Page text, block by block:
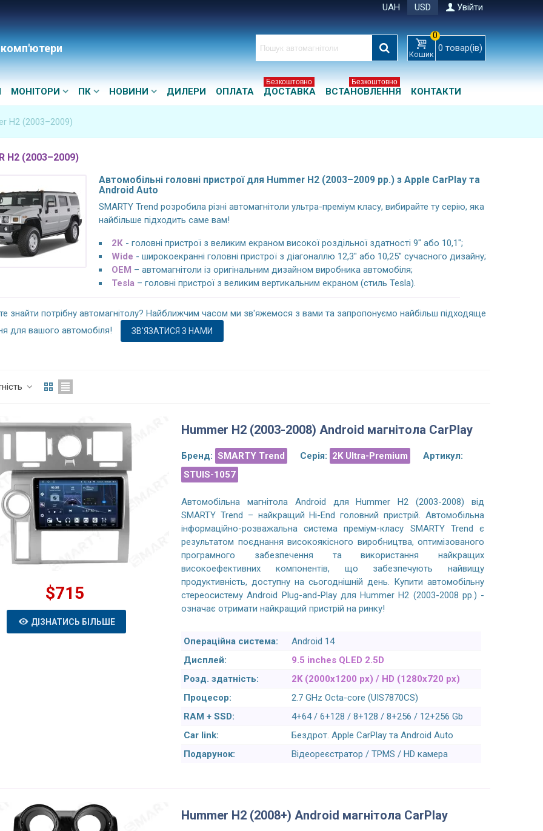
UAH USD Увійти
комп'ютери Кошик
0
0 товар(ів)
МОНІТОРИ ПК НОВИНИ ДИЛЕРИ ОПЛАТА ДОСТАВКА
Безкоштовно
ВСТАНОВЛЕННЯ
Безкоштовно
КОНТАКТИ
H2 (2003–2009)
H2 (2003–2009)
Автомобільні головні пристрої для Hummer H2 (2003–2009 рр.) з Apple CarPlay та
Android Auto
SMARTY Trend розробила різні автомагнітоли ультра-преміум класу, вибирайте ту серію, яка
найбільше підходить саме вам!
2К - головні пристрої з великим екраном високої роздільної здатності 9" або 10,1";
Wide - широкоекранні головні пристрої з діагоналлю 12,3" або 10,25" сучасного дизайну;
OEM – автомагнітоли із оригінальним дизайном виробника автомобіля;
Tesla – головні пристрої з великим вертикальним екраном (стиль Tesla).
знайти потрібну автомагнітолу? Найближчим часом ми зв'яжемося з вами та запропонуємо найбільш підходяще
для вашого автомобіля!
ЗВ'ЯЗАТИСЯ З НАМИ
$715
ДІЗНАТИСЬ БІЛЬШЕ
Hummer H2 (2003-2008) Android магнітола CarPlay
Бренд: SMARTY Trend Серія: 2K Ultra-Premium
Артикул:
STUIS-1057
Автомобільна магнітола Android для Hummer H2 (2003-2008) від
SMARTY Trend – найкращий Hi-End головний пристрій. Автомобільна
інформаційно-розважальна система преміум-класу SMARTY Trend є
результатом поєднання високоякісного виробництва, оптимізованого
програмного забезпечення та використання найкращих
високоефективних компонентів, що забезпечують найвищу
продуктивність, доступну на сьогоднішній день. Купити автомобільну
стереосистему Android Plug-and-Play для Hummer H2 (2003-2008 рр.) -
означає отримати найкращий пристрій на ринку!
Операційна система:
Android 14
Дисплей:
9.5 inches QLED 2.5D
Розд. здатність:
2K (2000x1200 px) / HD (1280x720 px)
Процесор:
2.7 GHz Octa-core (UIS7870CS)
RAM + SSD:
4+64 / 6+128 / 8+128 / 8+256 / 12+256 Gb
Car link:
Бездрот. Apple CarPlay та Android Auto
Подарунок:
Відеореєстратор / TPMS / HD камера
Hummer H2 (2008+) Android магнітола CarPlay